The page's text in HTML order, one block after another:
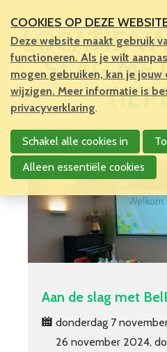
LOCATIE
SLAG
Aan de slag met
donderdag 7
26 november 2024,
COOKIES OP DEZE
Deze website maakt gebruik
functioneren. Als je wilt
mogen gebruiken, kan je
wijzigen. Meer informatie is
privacyverklaring.
Schakel alle cookies in
Alleen essentiële cookies